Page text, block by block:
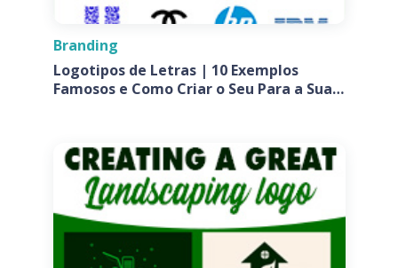
Branding
Logotipos de Letras | 10 Exemplos
Famosos e Como Criar o Seu Para a Sua